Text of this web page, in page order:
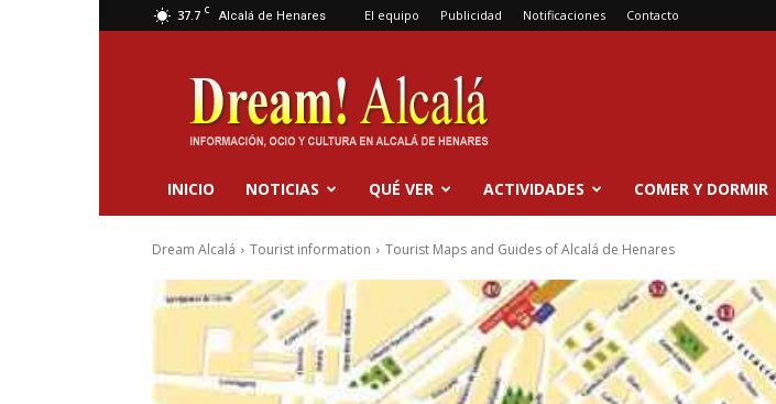
37.7 C Alcalá de Henares El equipo Publicidad Notificaciones Contacto
Dream
Alcalá
INICIO NOTICIAS QUÉ VER ACTIVIDADES COMER Y DORMIR
Dream Alcalá Tourist information Tourist Maps and Guides of Alcalá de Henares